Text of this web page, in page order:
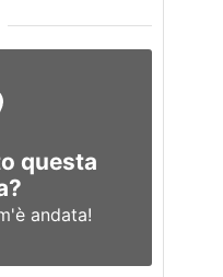
questa
andata!